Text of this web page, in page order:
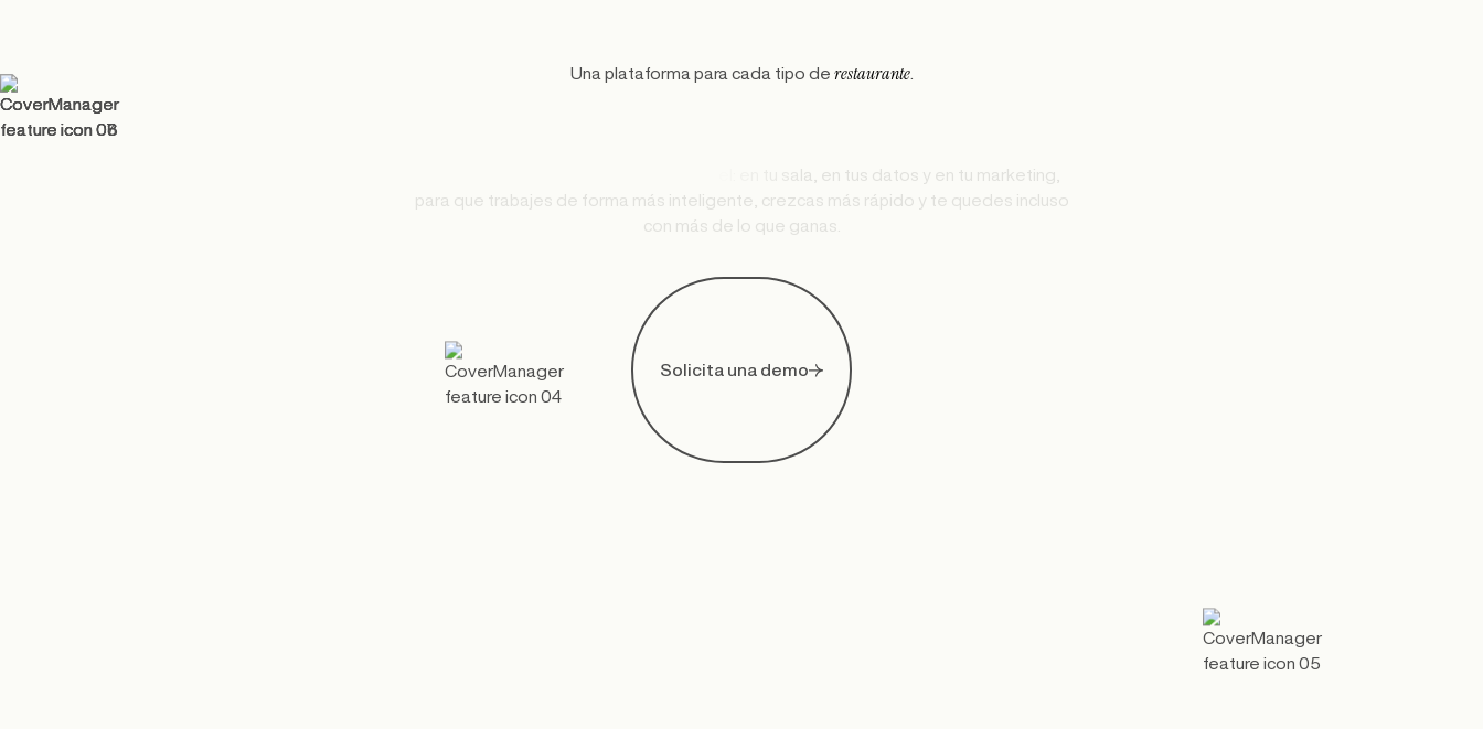
Una plataforma para cada tipo de restaurante.
ligente c rezc as más rápido y te quedes inc luso
c on más de lo que ganas
Solicita una demo